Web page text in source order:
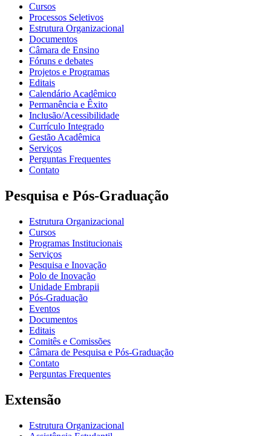
Cursos
Processos Seletivos
Estrutura Organizacional
Documentos
Câmara de Ensino
Fóruns e debates
Projetos e Programas
Editais
Calendário Acadêmico
Permanência e Êxito
Inclusão/Acessibilidade
Currículo Integrado
Gestão Acadêmica
Serviços
Perguntas Frequentes
Contato
Pesquisa e Pós-Graduação
Estrutura Organizacional
Cursos
Programas Institucionais
Serviços
Pesquisa e Inovação
Polo de Inovação
Unidade Embrapii
Pós-Graduação
Eventos
Documentos
Editais
Comitês e Comissões
Câmara de Pesquisa e Pós-Graduação
Contato
Perguntas Frequentes
Extensão
Estrutura Organizacional